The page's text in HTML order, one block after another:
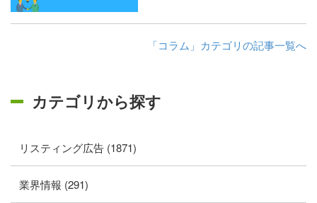
「コラム」カテゴリの記事一覧へ
カテゴリから探す
リスティング広告 (1871)
業界情報 (291)